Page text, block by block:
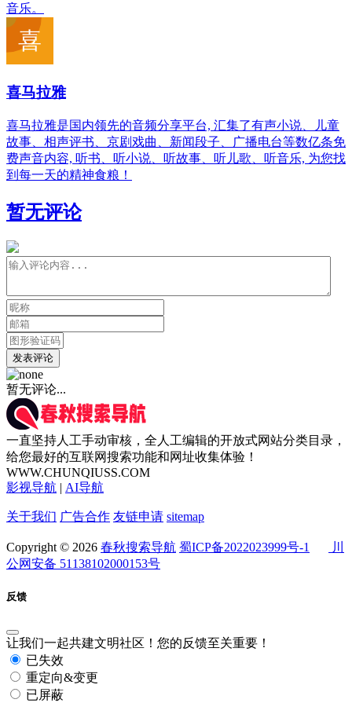
音乐。
喜马拉雅
喜马拉雅是国内领先的音频分享平台, 汇集了有声小说、儿童
故事、相声评书、京剧戏曲、新闻段子、广播电台等数亿条免
费声音内容, 听书、听小说、听故事、听儿歌、听音乐, 为您找
到每一天的精神食粮！
暂无评论
发表评论
暂无评论...
一直坚持人工手动审核，全人工编辑的开放式网站分类目录，
给您最好的互联网搜索功能和网址收集体验！
WWW.CHUNQIUSS.COM
影视导航 | AI导航
关于我们 广告合作 友链申请 sitemap
Copyright © 2026 春秋搜索导航 蜀ICP备2022023999号-1
川
公网安备 51138102000153号
反馈
让我们一起共建文明社区！您的反馈至关重要！
已失效
重定向&变更
已屏蔽